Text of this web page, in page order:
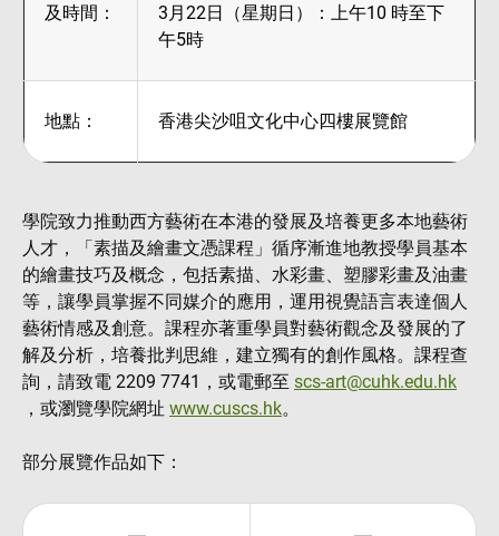
及時間：
3月22日（星期日）：上午10 時至下
午5時
地點： 香港尖沙咀文化中心四樓展覽館
學院致力推動西方藝術在本港的發展及培養更多本地藝術
人才，「素描及繪畫文憑課程」循序漸進地教授學員基本
的繪畫技巧及概念，包括素描、水彩畫、塑膠彩畫及油畫
等，讓學員掌握不同媒介的應用，運用視覺語言表達個人
藝術情感及創意。課程亦著重學員對藝術觀念及發展的了
解及分析，培養批判思維，建立獨有的創作風格。課程查
詢，請致電 2209 7741，或電郵至 scs-art@cuhk.edu.hk
，或瀏覽學院網址 www.cuscs.hk。
部分展覽作品如下：